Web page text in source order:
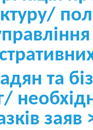
та
заяв